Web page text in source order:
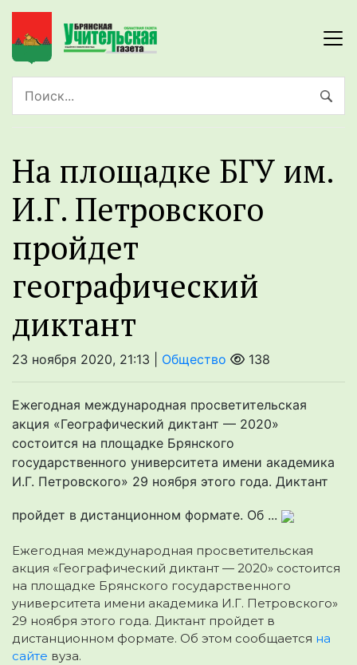
На площадке БГУ им.
И.Г. Петровского
пройдет
географический
диктант
23 ноября 2020, 21:13 | Общество 138
Ежегодная международная просветительская
акция «Географический диктант — 2020»
состоится на площадке Брянского
государственного университета имени академика
И.Г. Петровского» 29 ноября этого года. Диктант
пройдет в дистанционном формате. Об ...
Ежегодная международная просветительская
акция «Географический диктант — 2020» состоится
на площадке Брянского государственного
университета имени академика И.Г. Петровского»
29 ноября этого года. Диктант пройдет в
дистанционном формате. Об этом сообщается на
сайте вуза.